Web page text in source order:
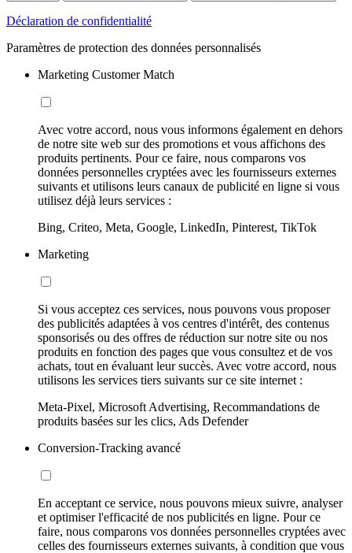
Déclaration de confidentialité
Paramètres de protection des données personnalisés
Marketing Customer Match
Avec votre accord, nous vous informons également en dehors
de notre site web sur des promotions et vous affichons des
produits pertinents. Pour ce faire, nous comparons vos
données personnelles cryptées avec les fournisseurs externes
suivants et utilisons leurs canaux de publicité en ligne si vous
utilisez déjà leurs services :
Bing, Criteo, Meta, Google, LinkedIn, Pinterest, TikTok
Marketing
Si vous acceptez ces services, nous pouvons vous proposer
des publicités adaptées à vos centres d'intérêt, des contenus
sponsorisés ou des offres de réduction sur notre site ou nos
produits en fonction des pages que vous consultez et de vos
achats, tout en évaluant leur succès. Avec votre accord, nous
utilisons les services tiers suivants sur ce site internet :
Meta-Pixel, Microsoft Advertising, Recommandations de
produits basées sur les clics, Ads Defender
Conversion-Tracking avancé
En acceptant ce service, nous pouvons mieux suivre, analyser
et optimiser l'efficacité de nos publicités en ligne. Pour ce
faire, nous comparons vos données personnelles cryptées avec
celles des fournisseurs externes suivants, à condition que vous